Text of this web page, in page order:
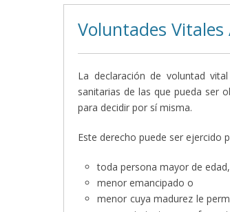
Voluntades
La declaración de voluntad
sanitarias de las que pueda ser
para decidir por sí misma.
Este derecho puede ser ejercido
toda persona mayor de edad,
menor emancipado o
menor cuya madurez le